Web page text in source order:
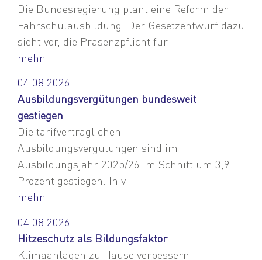
Die Bundesregierung plant eine Reform der
Fahrschulausbildung. Der Gesetzentwurf dazu
sieht vor, die Präsenzpflicht für...
mehr...
04.08.2026
Ausbildungsvergütungen bundesweit
gestiegen
Die tarifvertraglichen
Ausbildungsvergütungen sind im
Ausbildungsjahr 2025/26 im Schnitt um 3,9
Prozent gestiegen. In vi...
mehr...
04.08.2026
Hitzeschutz als Bildungsfaktor
Klimaanlagen zu Hause verbessern